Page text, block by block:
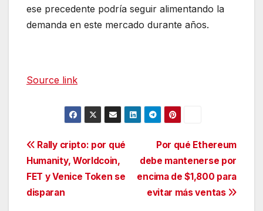
ese precedente podría seguir alimentando la
demanda en este mercado durante años.
Source link
Navegación
de
entradas
Por qué Ethereum
debe mantenerse por
encima de $1,800 para
evitar más ventas
Rally cripto: por qué
Humanity, Worldcoin,
FET y Venice Token se
disparan